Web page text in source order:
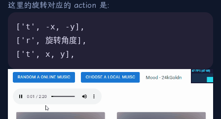
这里的旋转对应的 action 是:
['t', -x, -y],
['r', 旋转角度],
['t', x, y],